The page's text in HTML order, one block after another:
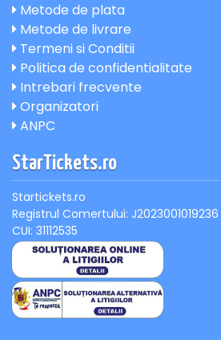
Metode de plata
Metode de livrare
Termeni si Conditii
Politica de confidentialitate
Intrebari frecvente
Organizatori
ANPC
StarTickets.ro
Startickets.ro
Registrul Comertului: J2023001019236
CUI: 31112535